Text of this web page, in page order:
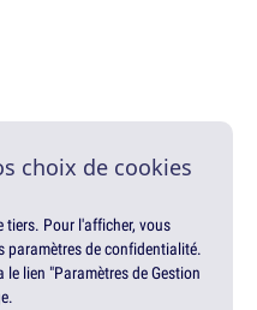
choix de cookies
tiers. Pour l'afficher, vous
paramètres de confidentialité.
lien "Paramètres de Gestion